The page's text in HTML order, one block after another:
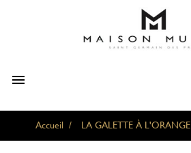

Accueil LA GALETTE À